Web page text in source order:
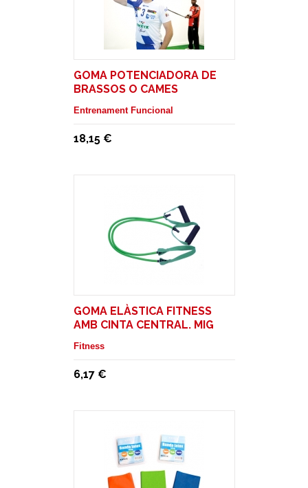
GOMA POTENCIADORA DE
BRASSOS O CAMES
Entrenament Funcional
18,15 €
GOMA ELÀSTICA FITNESS
AMB CINTA CENTRAL. MIG
Fitness
6,17 €